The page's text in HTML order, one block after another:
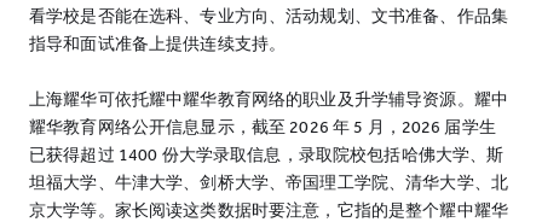
看学校是否能在选科、专业方向、活动规划、文书准备、作品集
指导和面试准备上提供连续支持。
上海耀华可依托耀中耀华教育网络的职业及升学辅导资源。耀中
耀华教育网络公开信息显示，截至 2026 年 5 月，2026 届学生
已获得超过 1400 份大学录取信息，录取院校包括哈佛大学、斯
坦福大学、牛津大学、剑桥大学、帝国理工学院、清华大学、北
京大学等。家长阅读这类数据时要注意，它指的是整个耀中耀华